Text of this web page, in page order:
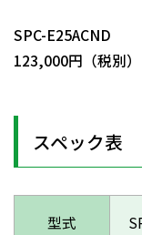
SPC-E25ACND
123,000円（税別）
スペック表
型式